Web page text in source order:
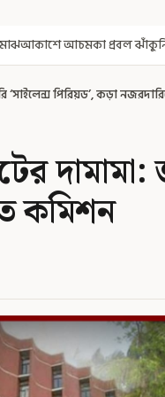
ইন্ডিয়ার উড়ানে আতঙ্ক
‘সাইলেন্স পিরিয়ড’, কড়া
দামামা:
কমিশন